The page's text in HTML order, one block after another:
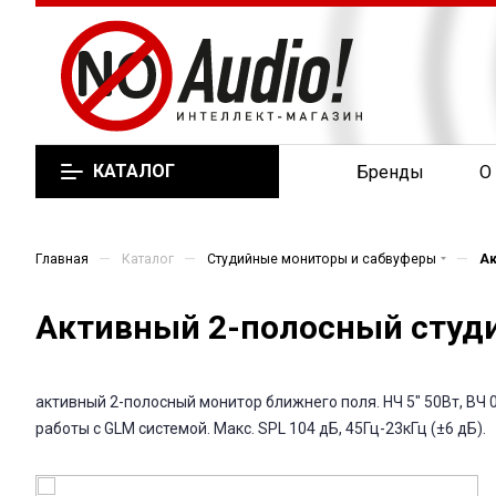
КАТАЛОГ Бренды О
Главная — Каталог — Студийные мониторы и сабвуферы —
Активный 2-полосный
активный 2-полосный монитор ближнего поля. НЧ 5" 50Вт, ВЧ
работы с GLM системой. Макс. SPL 104 дБ, 45Гц-23кГц (±6 дБ).